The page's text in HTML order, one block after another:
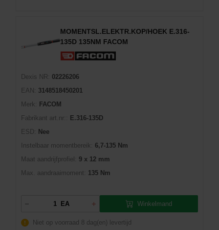
MOMENTSL.ELEKTR.KOP/HOEK E.316-
135D 135NM FACOM
Dexis NR:
02226206
EAN:
3148518450201
Merk:
FACOM
Fabrikant art.nr::
E.316-135D
ESD:
Nee
Instelbaar momentbereik:
6,7-135 Nm
Maat aandrijfprofiel:
9 x 12 mm
Max. aandraaimoment:
135 Nm
EA Winkelmand
Niet op voorraad 8 dag(en) levertijd